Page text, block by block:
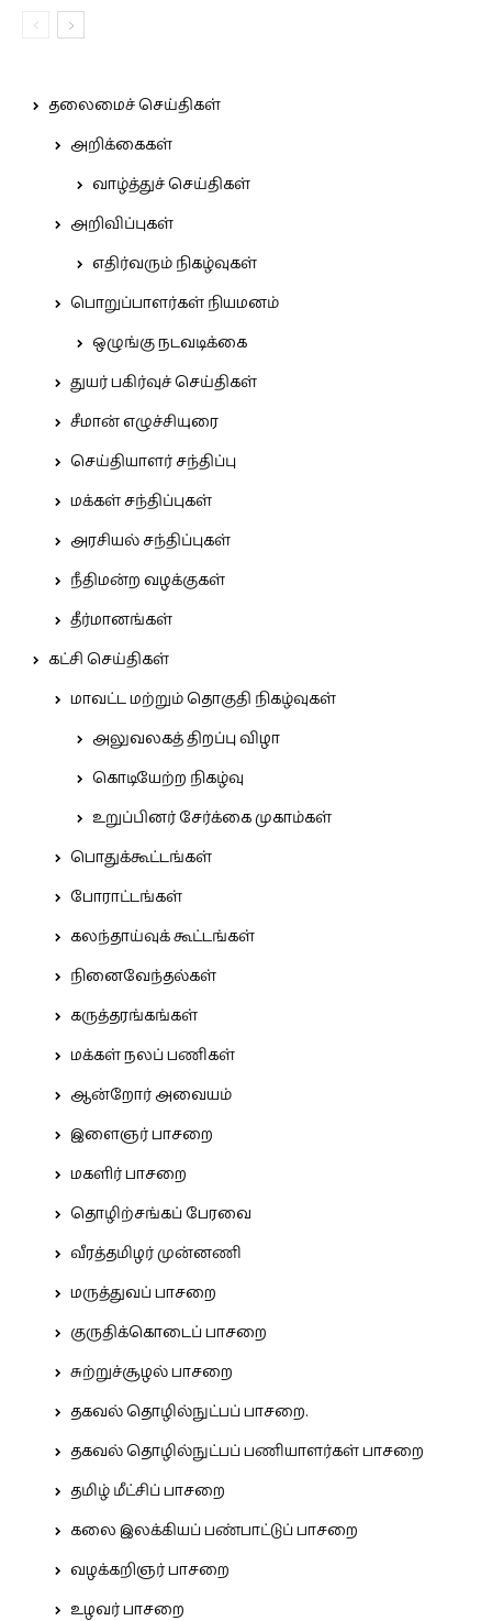
தலைமைச் செய்திகள்
அறிக்கைகள்
வாழ்த்துச் செய்திகள்
அறிவிப்புகள்
எதிர்வரும் நிகழ்வுகள்
பொறுப்பாளர்கள் நியமனம்
ஒழுங்கு நடவடிக்கை
துயர் பகிர்வுச் செய்திகள்
சீமான் எழுச்சியுரை
செய்தியாளர் சந்திப்பு
மக்கள் சந்திப்புகள்
அரசியல் சந்திப்புகள்
நீதிமன்ற வழக்குகள்
தீர்மானங்கள்
கட்சி செய்திகள்
மாவட்ட மற்றும் தொகுதி நிகழ்வுகள்
அலுவலகத் திறப்பு விழா
கொடியேற்ற நிகழ்வு
உறுப்பினர் சேர்க்கை முகாம்கள்
பொதுக்கூட்டங்கள்
போராட்டங்கள்
கலந்தாய்வுக் கூட்டங்கள்
நினைவேந்தல்கள்
கருத்தரங்கங்கள்
மக்கள் நலப் பணிகள்
ஆன்றோர் அவையம்
இளைஞர் பாசறை
மகளிர் பாசறை
தொழிற்சங்கப் பேரவை
வீரத்தமிழர் முன்னணி
மருத்துவப் பாசறை
குருதிக்கொடைப் பாசறை
சுற்றுச்சூழல் பாசறை
தகவல் தொழில்நுட்பப் பாசறை.
தகவல் தொழில்நுட்பப் பணியாளர்கள் பாசறை
தமிழ் மீட்சிப் பாசறை
கலை இலக்கியப் பண்பாட்டுப் பாசறை
வழக்கறிஞர் பாசறை
உழவர் பாசறை